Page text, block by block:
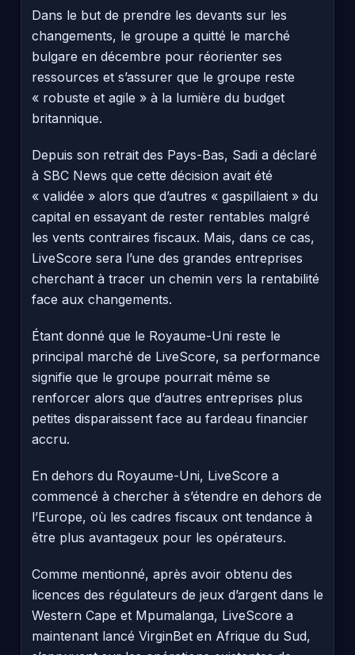
Dans le but de prendre les devants sur les
changements, le groupe a quitté le marché
bulgare en décembre pour réorienter ses
ressources et s’assurer que le groupe reste
« robuste et agile » à la lumière du budget
britannique.
Depuis son retrait des Pays-Bas, Sadi a déclaré
à SBC News que cette décision avait été
« validée » alors que d’autres « gaspillaient » du
capital en essayant de rester rentables malgré
les vents contraires fiscaux. Mais, dans ce cas,
LiveScore sera l’une des grandes entreprises
cherchant à tracer un chemin vers la rentabilité
face aux changements.
Étant donné que le Royaume-Uni reste le
principal marché de LiveScore, sa performance
signifie que le groupe pourrait même se
renforcer alors que d’autres entreprises plus
petites disparaissent face au fardeau financier
accru.
En dehors du Royaume-Uni, LiveScore a
commencé à chercher à s’étendre en dehors de
l’Europe, où les cadres fiscaux ont tendance à
être plus avantageux pour les opérateurs.
Comme mentionné, après avoir obtenu des
licences des régulateurs de jeux d’argent dans le
Western Cape et Mpumalanga, LiveScore a
maintenant lancé VirginBet en Afrique du Sud,